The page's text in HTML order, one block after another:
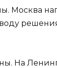
Москва
На